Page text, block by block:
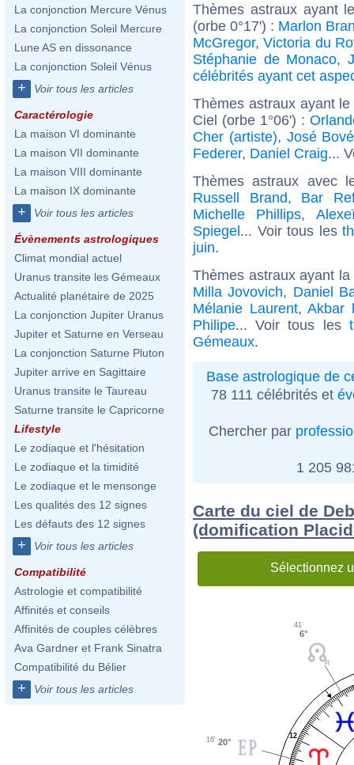
La conjonction Mercure Vénus
La conjonction Soleil Mercure
Lune AS en dissonance
La conjonction Soleil Vénus
+ Voir tous les articles
Caractérologie
La maison VI dominante
La maison VII dominante
La maison VIII dominante
La maison IX dominante
+ Voir tous les articles
Évènements astrologiques
Climat mondial actuel
Uranus transite les Gémeaux
Actualité planétaire de 2025
La conjonction Jupiter Uranus
Jupiter et Saturne en Verseau
La conjonction Saturne Pluton
Jupiter arrive en Sagittaire
Uranus transite le Taureau
Saturne transite le Capricorne
Lifestyle
Le zodiaque et l'hésitation
Le zodiaque et la timidité
Le zodiaque et le mensonge
Les qualités des 12 signes
Les défauts des 12 signes
+ Voir tous les articles
Compatibilité
Astrologie et compatibilité
Affinités et conseils
Affinités de couples célèbres
Ava Gardner et Frank Sinatra
Compatibilité du Bélier
+ Voir tous les articles
Thèmes astraux ayant
(orbe 0°17') : Marlon
McGregor,Victoria du
Stéphanie de Monaco,
célébrités ayant cet
Thèmes astraux ayant
Ciel (orbe 1°06') :
Cher (artiste), José Bové
Federer, Daniel Craig...
Thèmes astraux avec
Russell Brand, Bar
Michelle Phillips,
Spiegel... Voir tous les
juin.
Thèmes astraux ayant
Milla Jovovich, Daniel
Mélanie Laurent,Akbar
Philipe... Voir tous les
Gémeaux.
Base astrologique de
78 111 célébrités et
Chercher par
1 205
Carte du ciel de
(domification
Sélectionnez
12
6°
41'
20°
16'